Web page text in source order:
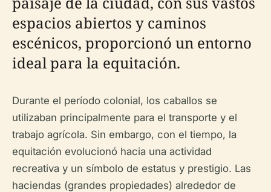
espacios abiertos y caminos
escénicos, proporcionó un entorno
ideal para la equitación.
Durante el período colonial, los caballos se
utilizaban principalmente para el transporte y el
trabajo agrícola. Sin embargo, con el tiempo, la
equitación evolucionó hacia una actividad
recreativa y un símbolo de estatus y prestigio. Las
haciendas (grandes propiedades) alrededor de